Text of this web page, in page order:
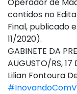
contidos no
Final, publicado
11/2020).
GABINETE DA
AUGUSTO/RS, 17
Lilian Fontoura